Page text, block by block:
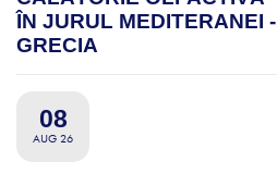
ÎN JURUL MEDITERANEI -
GRECIA
08
AUG 26